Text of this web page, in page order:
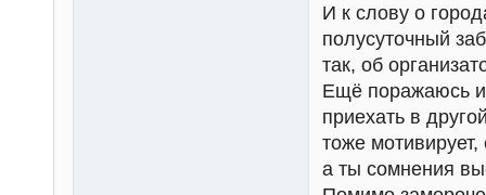
И к слову о
полусуточный
так, об
Ещё поражаюсь
приехать в
тоже
а ты сомнения